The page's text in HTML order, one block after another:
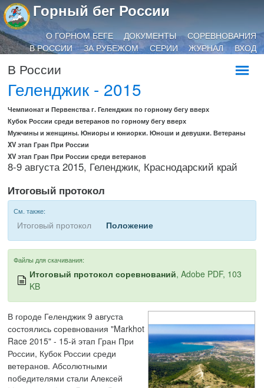
Горный бег России
О ГОРНОМ БЕГЕ ДОКУМЕНТЫ
СОРЕВНОВАНИЯ
В РОССИИ
ЗА РУБЕЖОМ СЕРИИ ЖУРНАЛ ВХОД
В России
Геленджик - 2015
Чемпионат и Первенства г. Геленджик по горному бегу вверх
Кубок России среди ветеранов по горному бегу вверх
Мужчины и женщины. Юниоры и юниорки. Юноши и девушки. Ветераны
XV этап Гран При России
XV этап Гран При России среди ветеранов
8-9 августа 2015, Геленджик, Краснодарский край
Итоговый протокол
См. также:
Итоговый протокол Положение
Файлы для скачивания:
Итоговый протокол соревнований, Adobe PDF, 103
KB
В городе Геленджик 9 августа
состоялись соревнования "Markhot
Race 2015" - 15-й этап Гран При
России, Кубок России среди
ветеранов. Абсолютными
победителями стали Алексей